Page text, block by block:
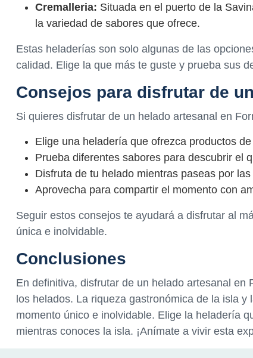
Cremalleria: Situada en el puerto de la
la variedad de sabores que ofrece.
Estas heladerías son solo algunas de las
calidad. Elige la que más te guste y prueba sus
Consejos para disfrutar de
Si quieres disfrutar de un helado artesanal en
Elige una heladería que ofrezca productos
Prueba diferentes sabores para descubrir el
Disfruta de tu helado mientras paseas por
Aprovecha para compartir el momento con
Seguir estos consejos te ayudará a disfrutar al
única e inolvidable.
Conclusiones
En definitiva, disfrutar de un helado artesanal
los helados. La riqueza gastronómica de la isla
momento único e inolvidable. Elige la heladería
mientras conoces la isla. ¡Anímate a vivir esta